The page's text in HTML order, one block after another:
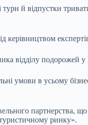
тури й відпустки
керівництвом
відділу подорожей
умови в усьому
партнерства, що
ринку».